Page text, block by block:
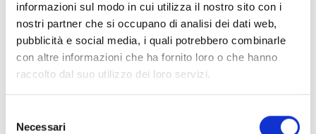
informazioni sul modo in cui utilizza il nostro sito con i
nostri partner che si occupano di analisi dei dati web,
pubblicità e social media, i quali potrebbero combinarle
con altre informazioni che ha fornito loro o che hanno
raccolto dal suo utilizzo dei loro servizi.
delNecessari
Marchio
Bulgari
Collezione
B.zero1
Codice
BR857371